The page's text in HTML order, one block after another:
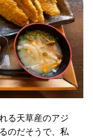
る天草産のアジ
のだそうで、私